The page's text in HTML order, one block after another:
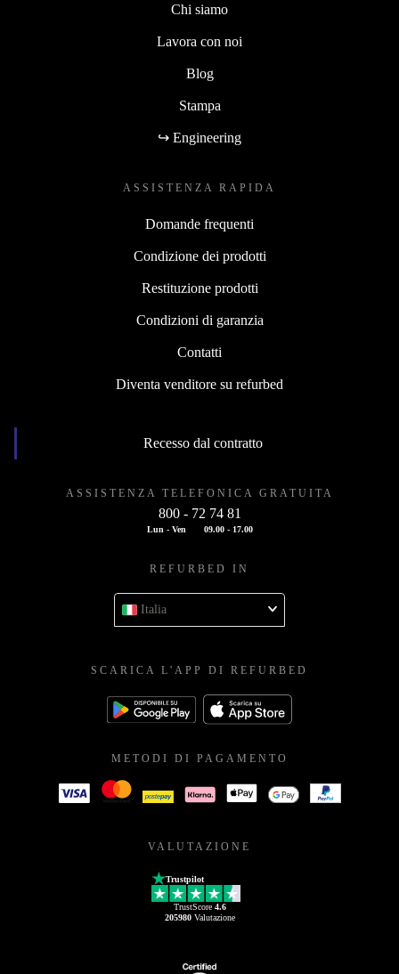
Chi siamo
Lavora con noi
Blog
Stampa
↪ Engineering
ASSISTENZA RAPIDA
Domande frequenti
Condizione dei prodotti
Restituzione prodotti
Condizioni di garanzia
Contatti
Diventa venditore su refurbed
Recesso dal contratto
ASSISTENZA TELEFONICA GRATUITA
800 - 72 74 81
Lun - Ven 09.00 - 17.00
REFURBED IN
Italia
SCARICA L'APP DI REFURBED
METODI DI PAGAMENTO
VALUTAZIONE
Trustpilot
TrustScore 4.6
205980Valutazione